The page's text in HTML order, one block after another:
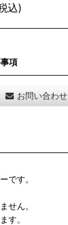
込)
項
お問い合わせ
です。
せん。
す。